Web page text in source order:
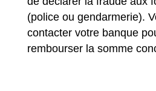
(police ou gendarmerie).
contacter votre banque
rembourser la somme